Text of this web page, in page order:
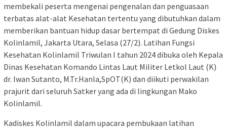
membekali peserta mengenai pengenalan dan penguasaan
terbatas alat-alat Kesehatan tertentu yang dibutuhkan dalam
memberikan bantuan hidup dasar bertempat di Gedung Diskes
Kolinlamil, Jakarta Utara, Selasa (27/2). Latihan Fungsi
Kesehatan Kolinlamil Triwulan I tahun 2024 dibuka oleh Kepala
Dinas Kesehatan Komando Lintas Laut Militer Letkol Laut (K)
dr. Iwan Sutanto, M.Tr.Hanla,SpOT(K) dan diikuti perwakilan
prajurit dari seluruh Satker yang ada di lingkungan Mako
Kolinlamil.
Kadiskes Kolinlamil dalam upacara pembukaan latihan